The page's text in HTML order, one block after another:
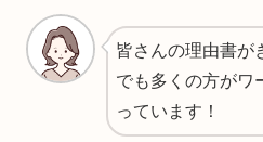
皆さんの理由書が
でも多くの方がワ
っています！